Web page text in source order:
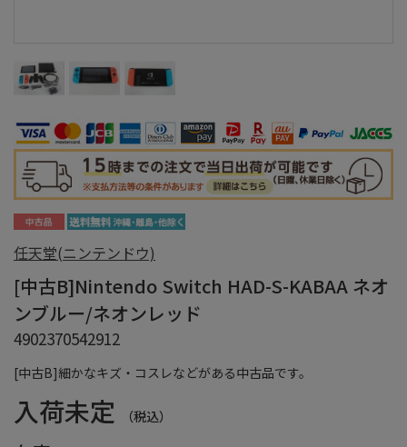
[中古B]細かなキズ・コスレなどがある中古品です。
任天堂(ニンテンドウ)
[中古B]Nintendo Switch HAD-S-KABAA ネオ
ンブルー/ネオンレッド
4902370542912
入荷未定 （税込）